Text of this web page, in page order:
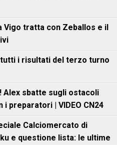
Vigo tratta con Zeballos e il
tutti i risultati del terzo turno
Alex sbatte sugli ostacoli
preparatori | VIDEO CN24
Calciomercato di
e questione lista: le ultime